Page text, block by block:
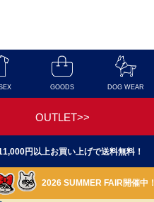
GOODS DOG WEAR
OUTLET>>
円以上お買い上げで送料無料！
2026 SUMMER FAIR開催中！